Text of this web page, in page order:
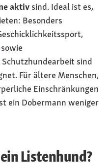
aktiv sind. Ideal ist es,
Besonders
sowie
sind
Für ältere Menschen,
Einschränkungen
ein Dobermann weniger
Listenhund?